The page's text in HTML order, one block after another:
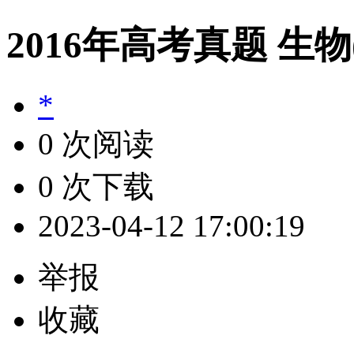
2016年高考真题 生
*
0 次阅读
0 次下载
2023-04-12 17:00:19
举报
收藏